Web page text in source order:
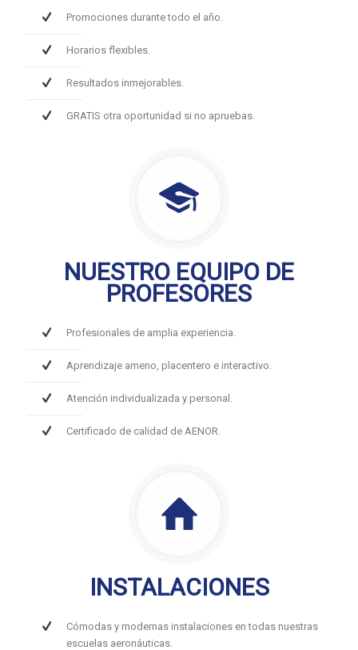
Promociones durante todo el año.
Horarios flexibles.
Resultados inmejorables.
GRATIS otra oportunidad si no apruebas.
NUESTRO EQUIPO DE
PROFESORES
Profesionales de amplia experiencia.
Aprendizaje ameno, placentero e interactivo.
Atención individualizada y personal.
Certificado de calidad de AENOR.
INSTALACIONES
Cómodas y modernas instalaciones en todas nuestras
escuelas aeronáuticas.